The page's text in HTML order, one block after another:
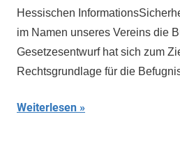
Hessischen
im Namen unseres Vereins die
Gesetzesentwurf hat sich zum
Rechtsgrundlage für die
Weiterlesen